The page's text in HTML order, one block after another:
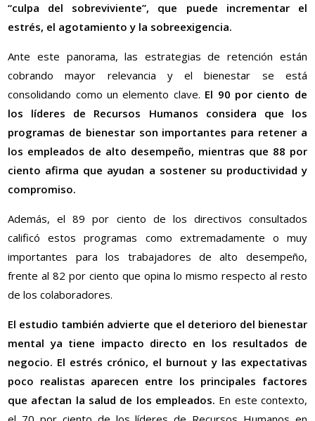
“culpa del sobreviviente”, que puede incrementar el
estrés, el agotamiento y la sobreexigencia.
Ante este panorama, las estrategias de retención están
cobrando mayor relevancia y el bienestar se está
consolidando como un elemento clave. El 90 por ciento de
los líderes de Recursos Humanos considera que los
programas de bienestar son importantes para retener a
los empleados de alto desempeño, mientras que 88 por
ciento afirma que ayudan a sostener su productividad y
compromiso.
Además, el 89 por ciento de los directivos consultados
calificó estos programas como extremadamente o muy
importantes para los trabajadores de alto desempeño,
frente al 82 por ciento que opina lo mismo respecto al resto
de los colaboradores.
El estudio también advierte que el deterioro del bienestar
mental ya tiene impacto directo en los resultados de
negocio. El estrés crónico, el burnout y las expectativas
poco realistas aparecen entre los principales factores
que afectan la salud de los empleados. En este contexto,